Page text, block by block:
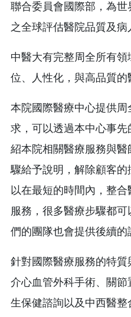
聯合委員會國際部，為
之全球評估醫院品質及病
中醫大有完整周全所有
位、人性化，與高品質的
本院國際醫療中心提供
求，可以透過本中心事
紹本院相關醫療服務與
驟給予說明，解除顧客
以在最短的時間內，整
服務，很多醫療步驟都
們的團隊也會提供後續的
針對國際醫療服務的特
介心血管外科手術、關
生保健諮詢以及中西醫整